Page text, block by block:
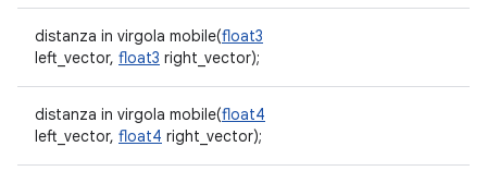
distanza in virgola mobile(float3
left_vector, float3 right_vector);
distanza in virgola mobile(float4
left_vector, float4 right_vector);